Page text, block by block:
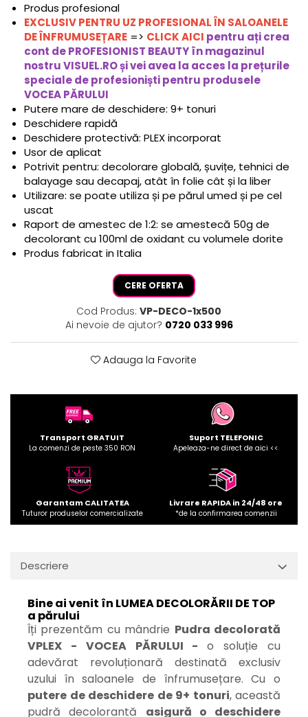
Produs profesional
EXCLUSIV PENTRU UZ PROFESIONAL ÎN SALOANELE
DE ÎNFRUMUSEȚARE => CLICK AICI pentru ați crea
cont de PROFESIONIST BEAUTY în magazinul
nostru VISUEL.RO și vei avea la acces la prețurile
speciale de profesioniști pentru produsele
VOCEA PĂRULUI
Putere mare de deschidere: 9+ tonuri
Deschidere rapidă
Deschidere protectivă: PLEX incorporat
Usor de aplicat
Potrivit pentru: decolorare globală, șuvițe, tehnici de
balayage sau decapaj, atât în folie cât și la liber
Utilizare: se poate utiliza și pe părul umed și pe cel
uscat
Raport de amestec de 1:2: se amestecă 50g de
decolorant cu 100ml de oxidant cu volumele dorite
Produs fabricat in Italia
CERE OFERTA
Cod Produs: VP-DECO-1x500
Ai nevoie de ajutor? 0720 033 996
Adauga la Favorite
Transport GRATUIT
La comenzi de peste 350 RON
Suport TELEFONIC
Apeleaza-ne direct de aici <<
Garantam CALITATEA
Tuturor produselor comercializate
Livrare RAPIDA in 24/48 ore
*de la confirmarea comenzii
Descriere
Bine ai venit în LUMEA DECOLORĂRII DE TOP
a părului
Îți prezentăm cu mândrie Pudra decolorată
VPLEX - VOCEA PĂRULUI -o soluție cu
adevărat revoluționară destinată exclusiv
uzului în saloanele de înfrumusețare. Cu o
putere de deschidere de 9+ tonuri, această
pudră decolorantă asigură o deschidere